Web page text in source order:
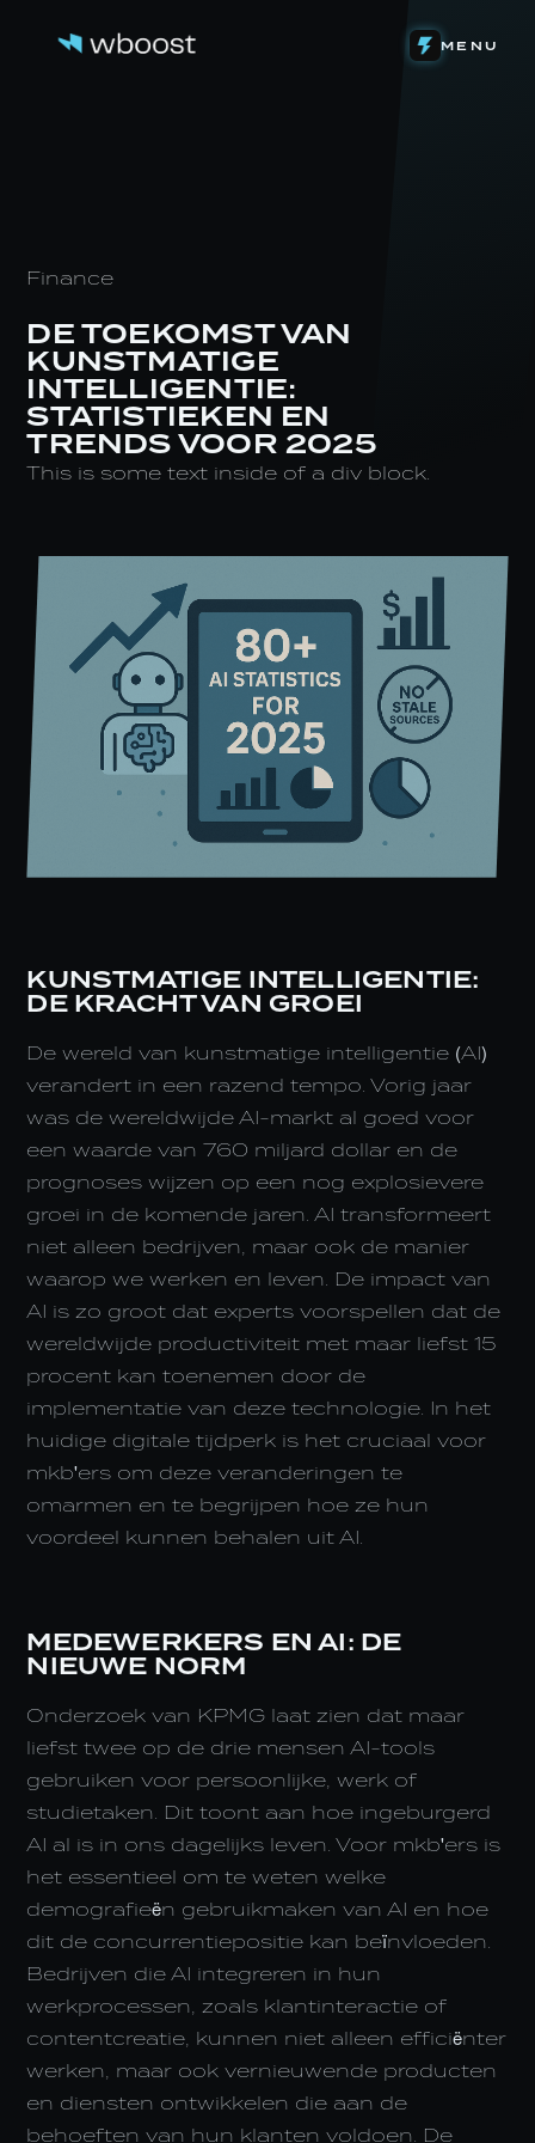
MENU
Finance
DE TOEKOMST VAN
KUNSTMATIGE
INTELLIGENTIE:
STATISTIEKEN EN
TRENDS VOOR 2025
This is some text inside of a div block.
KUNSTMATIGE INTELLIGENTIE:
DE KRACHT VAN GROEI
De wereld van kunstmatige intelligentie (AI)
verandert in een razend tempo. Vorig jaar
was de wereldwijde AI-markt al goed voor
een waarde van 760 miljard dollar en de
prognoses wijzen op een nog explosievere
groei in de komende jaren. AI transformeert
niet alleen bedrijven, maar ook de manier
waarop we werken en leven. De impact van
AI is zo groot dat experts voorspellen dat de
wereldwijde productiviteit met maar liefst 15
procent kan toenemen door de
implementatie van deze technologie. In het
huidige digitale tijdperk is het cruciaal voor
mkb'ers om deze veranderingen te
omarmen en te begrijpen hoe ze hun
voordeel kunnen behalen uit AI.
MEDEWERKERS EN AI: DE
NIEUWE NORM
Onderzoek van KPMG laat zien dat maar
liefst twee op de drie mensen AI-tools
gebruiken voor persoonlijke, werk of
studietaken. Dit toont aan hoe ingeburgerd
AI al is in ons dagelijks leven. Voor mkb'ers is
het essentieel om te weten welke
demografieën gebruikmaken van AI en hoe
dit de concurrentiepositie kan beïnvloeden.
Bedrijven die AI integreren in hun
werkprocessen, zoals klantinteractie of
contentcreatie, kunnen niet alleen efficiënter
werken, maar ook vernieuwende producten
en diensten ontwikkelen die aan de
behoeften van hun klanten voldoen. De